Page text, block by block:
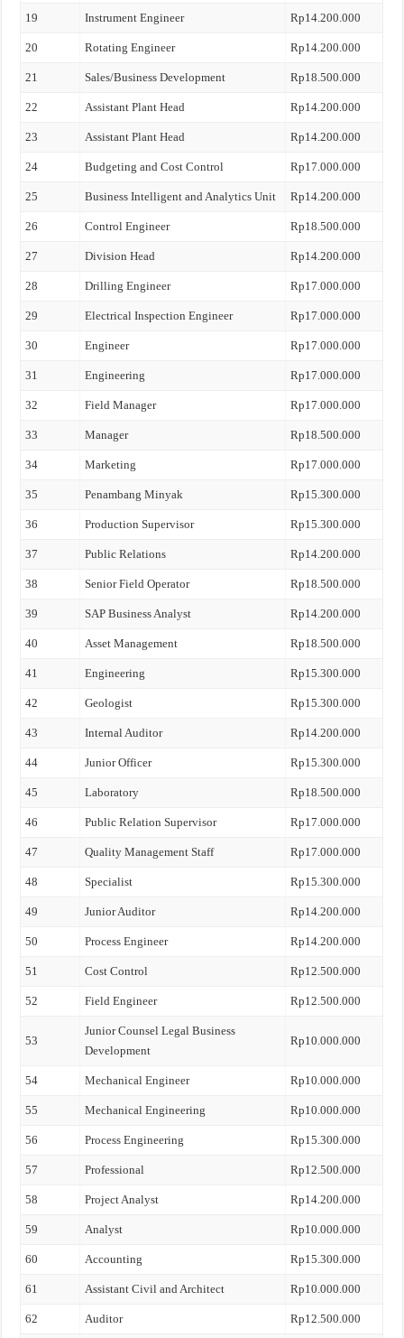
19 Instrument Engineer Rp14.200.000
20 Rotating Engineer Rp14.200.000
21 Sales/Business Development Rp18.500.000
22 Assistant Plant Head Rp14.200.000
23 Assistant Plant Head Rp14.200.000
24 Budgeting and Cost Control Rp17.000.000
25 Business Intelligent and Analytics Unit Rp14.200.000
26 Control Engineer Rp18.500.000
27 Division Head Rp14.200.000
28 Drilling Engineer Rp17.000.000
29 Electrical Inspection Engineer Rp17.000.000
30 Engineer Rp17.000.000
31 Engineering Rp17.000.000
32 Field Manager Rp17.000.000
33 Manager Rp18.500.000
34 Marketing Rp17.000.000
35 Penambang Minyak Rp15.300.000
36 Production Supervisor Rp15.300.000
37 Public Relations Rp14.200.000
38 Senior Field Operator Rp18.500.000
39 SAP Business Analyst Rp14.200.000
40 Asset Management Rp18.500.000
41 Engineering Rp15.300.000
42 Geologist Rp15.300.000
43 Internal Auditor Rp14.200.000
44 Junior Officer Rp15.300.000
45 Laboratory Rp18.500.000
46 Public Relation Supervisor Rp17.000.000
47 Quality Management Staff Rp17.000.000
48 Specialist Rp15.300.000
49 Junior Auditor Rp14.200.000
50 Process Engineer Rp14.200.000
51 Cost Control Rp12.500.000
52 Field Engineer Rp12.500.000
53
Junior Counsel Legal Business
Development
Rp10.000.000
54 Mechanical Engineer Rp10.000.000
55 Mechanical Engineering Rp10.000.000
56 Process Engineering Rp15.300.000
57 Professional Rp12.500.000
58 Project Analyst Rp14.200.000
59 Analyst Rp10.000.000
60 Accounting Rp15.300.000
61 Assistant Civil and Architect Rp10.000.000
62 Auditor Rp12.500.000